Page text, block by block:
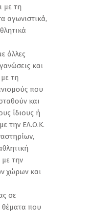
με τη
αγωνιστικά,
άλλες
και
τη
που
και
ίδιους ή
την ΕΛ.Ο.Κ.
την
χώρων και
σε
θέματα που